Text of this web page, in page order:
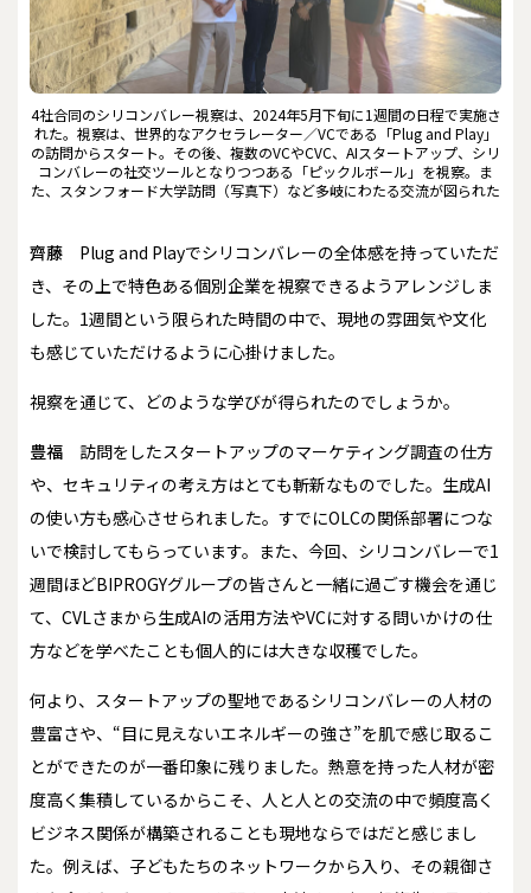
4社合同のシリコンバレー視察は、2024年5月下旬に1週間の日程で実施さ
れた。視察は、世界的なアクセラレーター／VCである「Plug and Play」
の訪問からスタート。その後、複数のVCやCVC、AIスタートアップ、シリ
コンバレーの社交ツールとなりつつある「ピックルボール」を視察。ま
た、スタンフォード大学訪問（写真下）など多岐にわたる交流が図られた
齊藤
Plug and Playでシリコンバレーの全体感を持っていただ
き、その上で特色ある個別企業を視察できるようアレンジしま
した。1週間という限られた時間の中で、現地の雰囲気や文化
も感じていただけるように心掛けました。
――視察を通じて、どのような学びが得られたのでしょうか。
豊福
訪問をしたスタートアップのマーケティング調査の仕方
や、セキュリティの考え方はとても斬新なものでした。生成AI
の使い方も感心させられました。すでにOLCの関係部署につな
いで検討してもらっています。また、今回、シリコンバレーで1
週間ほどBIPROGYグループの皆さんと一緒に過ごす機会を通じ
て、CVLさまから生成AIの活用方法やVCに対する問いかけの仕
方などを学べたことも個人的には大きな収穫でした。
何より、スタートアップの聖地であるシリコンバレーの人材の
豊富さや、“目に見えないエネルギーの強さ”を肌で感じ取るこ
とができたのが一番印象に残りました。熱意を持った人材が密
度高く集積しているからこそ、人と人との交流の中で頻度高く
ビジネス関係が構築されることも現地ならではだと感じまし
た。例えば、子どもたちのネットワークから入り、その親御さ